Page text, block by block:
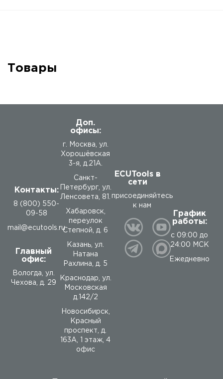
Товары
Контакты:
8 (800) 550-
09-58
mail@ecutools.ru
Главный
офис:
Вологда, ул.
Чехова, д. 29
Доп.
офисы:
г. Москва, ул.
Хорошёвская
3-я, д.21А.
Санкт-
Петербург, ул.
Ленсовета, 81.
Хабаровск,
переулок
Степной, д. 6
Казань, ул.
Натана
Рахлина, д. 5
Краснодар, ул.
Московская
д.142/2
Новосибирск,
Красный
проспект, д.
163А, 1 этаж, 4
офис
ECUTools в
сети
присоединяйтесь
к нам
График
работы:
с 09:00 до
24:00 МСК
Ежедневно